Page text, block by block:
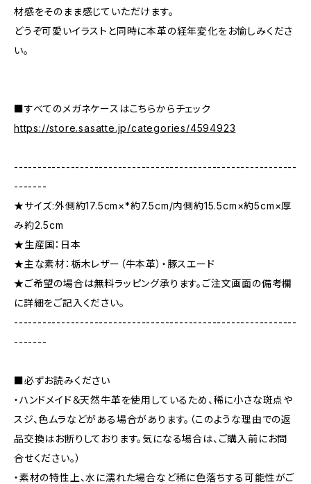
材感をそのまま感じていただけます。
どうぞ可愛いイラストと同時に本革の経年変化をお愉しみくださ
い。
■すべてのメガネケースはこちらからチェック
https://store.sasatte.jp/categories/4594923
------------------------------------------------------------
-------
★サイズ:外側約17.5cm×*約7.5cm/内側約15.5cm×約5cm×厚
み約2.5cm
★生産国：日本
★主な素材：栃木レザー（牛本革）・豚スエード
★ご希望の場合は無料ラッピング承ります。ご注文画面の備考欄
に詳細をご記入ください。
------------------------------------------------------------
-------
■必ずお読みください
・ハンドメイド＆天然牛革を使用しているため、稀に小さな斑点や
スジ、色ムラなどがある場合があります。（このような理由での返
品交換はお断りしております。気になる場合は、ご購入前にお問
合せください。）
・素材の特性上、水に濡れた場合など稀に色落ちする可能性がご